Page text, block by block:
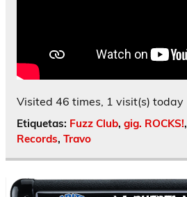
Visited 46 times, 1 visit(s) today
Etiquetas: Fuzz Club, gig. ROCKS!,
Records, Travo